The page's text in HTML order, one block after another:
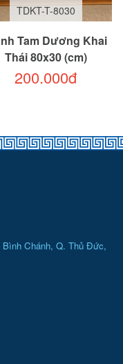
TDKT-T-8030
Tam Dương Khai
Thái 80x30 (cm)
200.000đ
Chánh, Q. Thủ Đức,